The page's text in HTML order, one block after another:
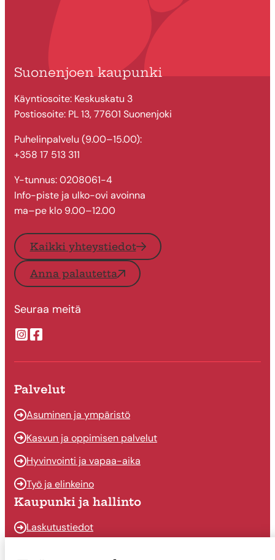
Suonenjoen kaupunki
Käyntiosoite: Keskuskatu 3
Postiosoite: PL 13, 77601 Suonenjoki
Puhelinpalvelu (9.00–15.00):
+358 17 513 311
Y-tunnus: 0208061-4
Info-piste ja ulko-ovi avoinna
ma–pe klo 9.00–12.00
Kaikki yhteystiedot
Anna palautetta
Seuraa meitä
Suonenjoen kaupungin Instragram
Suonenjoen kaupungin Facebook
Palvelut
Asuminen ja ympäristö
Kasvun ja oppimisen palvelut
Hyvinvointi ja vapaa-aika
Työ ja elinkeino
Kaupunki ja hallinto
Laskutustiedot